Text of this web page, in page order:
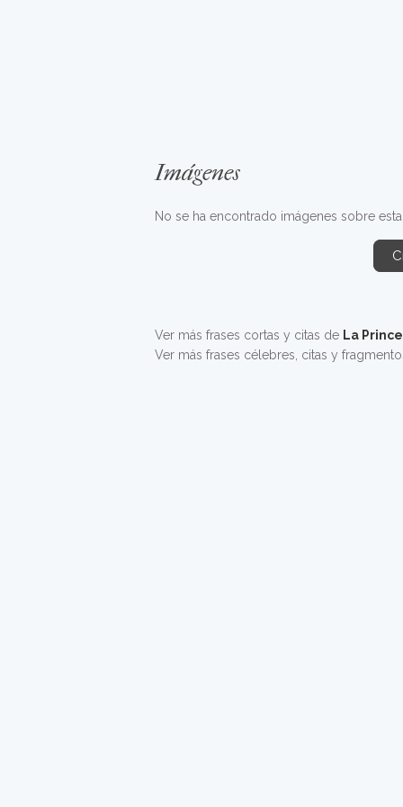
Imágenes
No se ha encontrado imágenes sobre esta
Ver más frases cortas y citas de La
Ver más frases célebres, citas y